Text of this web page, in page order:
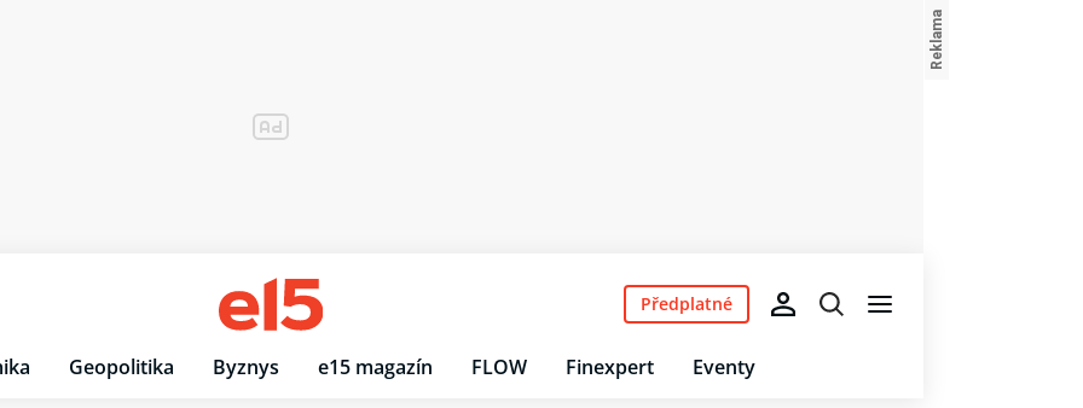
Geopolitika Byznys e15 magazín FLOW Finexpert Eventy
Předplatné